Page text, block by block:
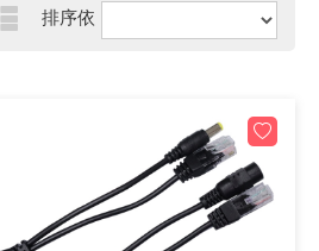
排序依